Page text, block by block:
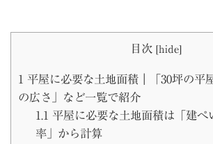
目次 [hide]
1 平屋に必要な土地面積｜「30坪の平
の広さ」など一覧で紹介
1.1 平屋に必要な土地面積は「建ぺ
率」から計算